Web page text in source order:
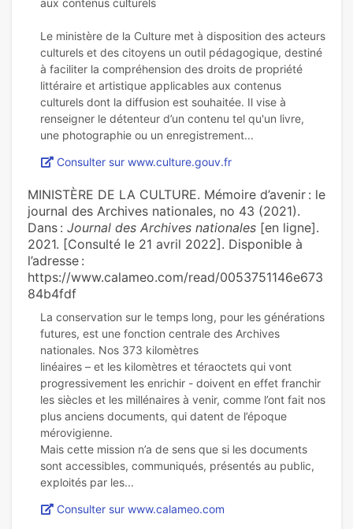
aux contenus culturels
Le ministère de la Culture met à disposition des acteurs
culturels et des citoyens un outil pédagogique, destiné
à faciliter la compréhension des droits de propriété
littéraire et artistique applicables aux contenus
culturels dont la diffusion est souhaitée. Il vise à
renseigner le détenteur d’un contenu tel qu'un livre,
Consulter sur www.culture.gouv.fr
MINISTÈRE DE LA CULTURE. Mémoire d’avenir : le
journal des Archives nationales, no 43 (2021).
Dans : Journal des Archives nationales [en ligne].
2021. [Consulté le 21 avril 2022]. Disponible à
l’adresse :
https://www.calameo.com/read/0053751146e673
84b4fdf
La conservation sur le temps long, pour les générations
futures, est une fonction centrale des Archives
nationales. Nos 373 kilomètres
linéaires – et les kilomètres et téraoctets qui vont
progressivement les enrichir - doivent en effet franchir
les siècles et les millénaires à venir, comme l’ont fait nos
plus anciens documents, qui datent de l’époque
mérovigienne.
Mais cette mission n’a de sens que si les documents
sont accessibles, communiqués, présentés au public,
Consulter sur www.calameo.com